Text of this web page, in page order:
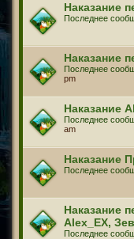
Наказание
Последнее
Наказание
Последнее
pm
Наказание
Последнее
am
Наказание
Последнее
Наказание
Alex_EX,
Последнее